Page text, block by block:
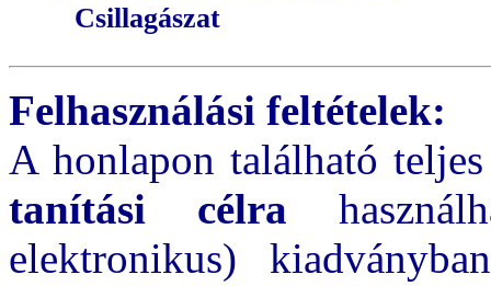
Csillagászat
Felhasználási feltételek:
A honlapon található
tanítási célra
elektronikus)